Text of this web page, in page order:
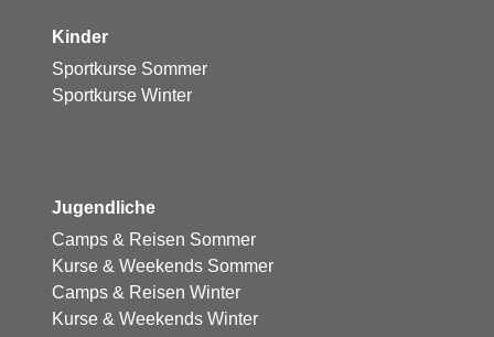
Kinder
Sportkurse Sommer
Sportkurse Winter
Jugendliche
Camps & Reisen Sommer
Kurse & Weekends Sommer
Camps & Reisen Winter
Kurse & Weekends Winter